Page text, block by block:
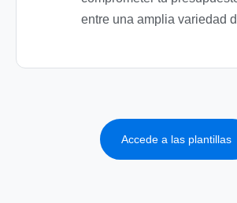
entre una amplia variedad
Accede a las plantillas